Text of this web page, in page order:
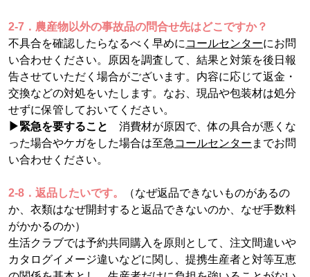
2-7．農産物以外の事故品の問合せ先はどこですか？
不具合を確認したらなるべく早めに コールセンターにお問
い合わせください。原因を調査して、結果と対策を後日報
告させていただく場合がございます。内容に応じて返金・
交換などの対処をいたします。なお、現品や包装材は処分
せずに保管しておいてください。
▶緊急を要すること 消費材が原因で、体の具合が悪くな
った場合やケガをした場合は至急 コールセンター までお問
い合わせください。
2-8．返品したいです。
（なぜ返品できないものがあるの
か、衣類はなぜ開封すると返品できないのか、なぜ手数料
がかかるのか）
生活クラブでは予約共同購入を原則として、注文間違いや
カタログイメージ違いなどに関し、提携生産者と対等互恵